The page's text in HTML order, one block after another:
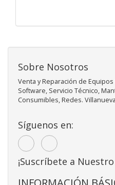
Sobre Nosotros
Venta y Reparación de
Software, Servicio Técnico,
Consumibles, Redes.
Síguenos en:
¡Suscríbete a